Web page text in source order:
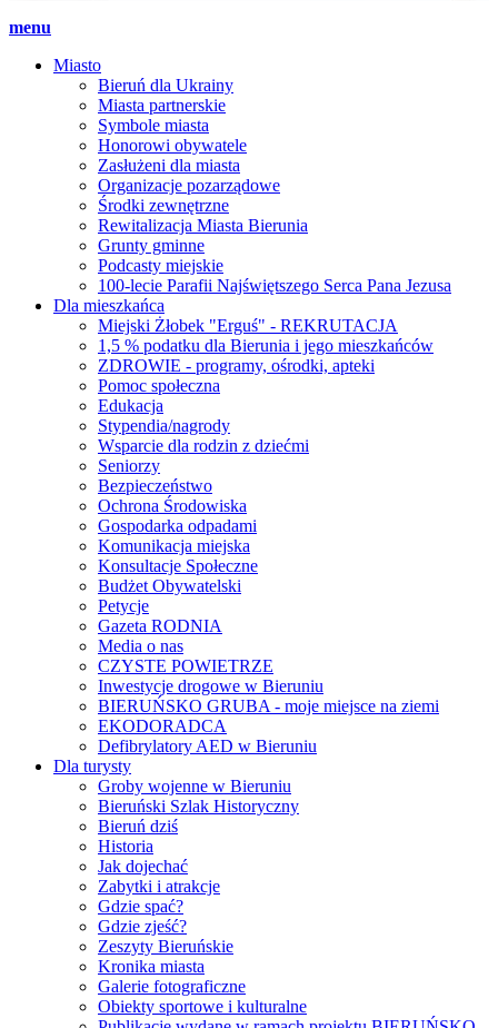
menu
Miasto
Bieruń dla Ukrainy
Miasta partnerskie
Symbole miasta
Honorowi obywatele
Zasłużeni dla miasta
Organizacje pozarządowe
Środki zewnętrzne
Rewitalizacja Miasta Bierunia
Grunty gminne
Podcasty miejskie
100-lecie Parafii Najświętszego Serca Pana Jezusa
Dla mieszkańca
Miejski Żłobek "Erguś" - REKRUTACJA
1,5 % podatku dla Bierunia i jego mieszkańców
ZDROWIE - programy, ośrodki, apteki
Pomoc społeczna
Edukacja
Stypendia/nagrody
Wsparcie dla rodzin z dziećmi
Seniorzy
Bezpieczeństwo
Ochrona Środowiska
Gospodarka odpadami
Komunikacja miejska
Konsultacje Społeczne
Budżet Obywatelski
Petycje
Gazeta RODNIA
Media o nas
CZYSTE POWIETRZE
Inwestycje drogowe w Bieruniu
BIERUŃSKO GRUBA - moje miejsce na ziemi
EKODORADCA
Defibrylatory AED w Bieruniu
Dla turysty
Groby wojenne w Bieruniu
Bieruński Szlak Historyczny
Bieruń dziś
Historia
Jak dojechać
Zabytki i atrakcje
Gdzie spać?
Gdzie zjeść?
Zeszyty Bieruńskie
Kronika miasta
Galerie fotograficzne
Obiekty sportowe i kulturalne